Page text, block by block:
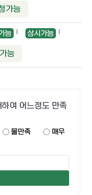
가능
능 상시가능
능
여 어느정도 만족
불만족
매우